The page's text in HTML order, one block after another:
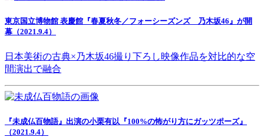
東京国立博物館 表慶館『春夏秋冬／フォーシーズンズ 乃木坂46』が開
幕（2021.9.4）
日本美術の古典×乃木坂46撮り下ろし映像作品を対比的な空
間演出で融合
『未成仏百物語』出演の小栗有以『100%の怖がり方にガッツポーズ』
（2021.9.4）